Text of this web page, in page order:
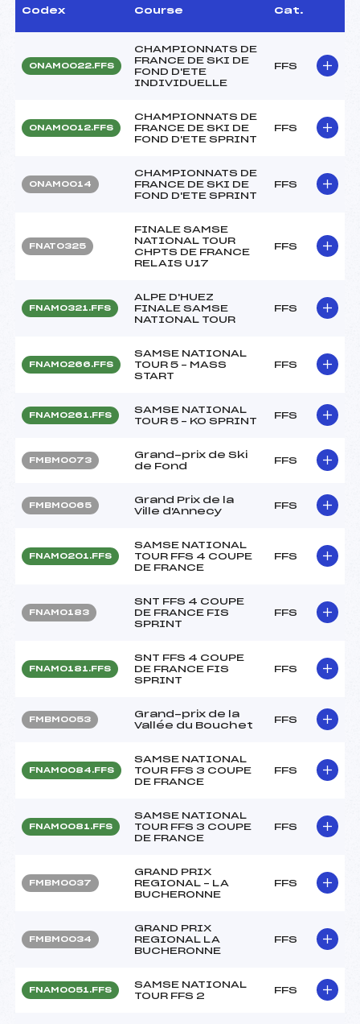
Codex Course Cat.
ONAM0022.FFS
CHAMPIONNATS DE
FRANCE DE SKI DE
FOND D'ETE
INDIVIDUELLE
FFS
ONAM0012.FFS
CHAMPIONNATS DE
FRANCE DE SKI DE
FOND D'ETE SPRINT
FFS
ONAM0014
CHAMPIONNATS DE
FRANCE DE SKI DE
FOND D'ETE SPRINT
FFS
FNAT0325
FINALE SAMSE
NATIONAL TOUR
CHPTS DE FRANCE
RELAIS U17
FFS
FNAM0321.FFS
ALPE D'HUEZ
FINALE SAMSE
NATIONAL TOUR
FFS
FNAM0266.FFS
SAMSE NATIONAL
TOUR 5 – MASS
START
FFS
FNAM0261.FFS
SAMSE NATIONAL
TOUR 5 – KO SPRINT
FFS
FMBM0073
Grand-prix de Ski
de Fond
FFS
FMBM0065
Grand Prix de la
Ville d'Annecy
FFS
FNAM0201.FFS
SAMSE NATIONAL
TOUR FFS 4 COUPE
DE FRANCE
FFS
FNAM0183
SNT FFS 4 COUPE
DE FRANCE FIS
SPRINT
FFS
FNAM0181.FFS
SNT FFS 4 COUPE
DE FRANCE FIS
SPRINT
FFS
FMBM0053
Grand-prix de la
Vallée du Bouchet
FFS
FNAM0084.FFS
SAMSE NATIONAL
TOUR FFS 3 COUPE
DE FRANCE
FFS
FNAM0081.FFS
SAMSE NATIONAL
TOUR FFS 3 COUPE
DE FRANCE
FFS
FMBM0037
GRAND PRIX
REGIONAL – LA
BUCHERONNE
FFS
FMBM0034
GRAND PRIX
REGIONAL LA
BUCHERONNE
FFS
FNAM0051.FFS
SAMSE NATIONAL
TOUR FFS 2
FFS